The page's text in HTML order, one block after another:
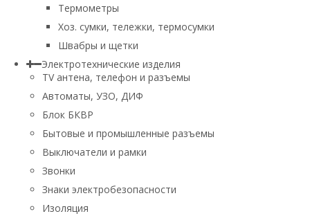
Термометры
Хоз. сумки, тележки, термосумки
Швабры и щетки
Электротехнические изделия
TV aнтена, телефон и разъемы
Автоматы, УЗО, ДИФ
Блок БКВР
Бытовые и промышленные разъемы
Выключатели и рамки
Звонки
Знаки электробезопасности
Изоляция